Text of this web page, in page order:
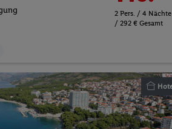
2 Pers. / 4 Nächte
/ 292 € Gesamt